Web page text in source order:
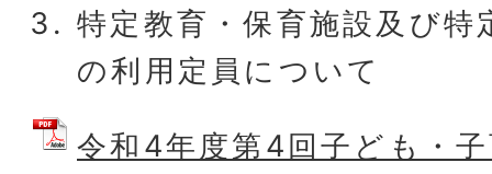
特定教育・保育施設及び特
の利用定員について
令和4年度第4回子ども・